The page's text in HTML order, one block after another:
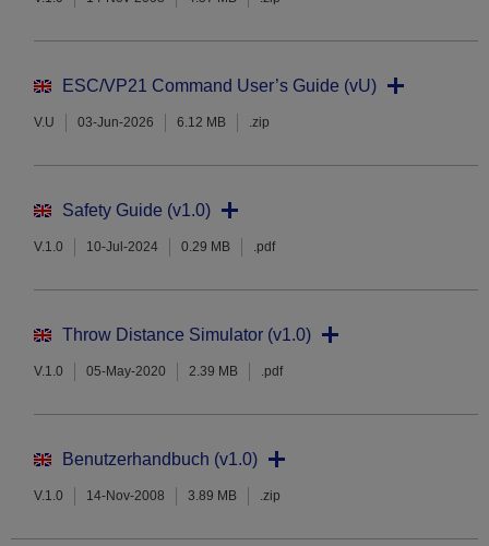
ESC/VP21 Command User’s Guide (vU)
V.U 03-Jun-2026 6.12 MB .zip
Safety Guide (v1.0)
V.1.0 10-Jul-2024 0.29 MB .pdf
Throw Distance Simulator (v1.0)
V.1.0 05-May-2020 2.39 MB .pdf
Benutzerhandbuch (v1.0)
V.1.0 14-Nov-2008 3.89 MB .zip